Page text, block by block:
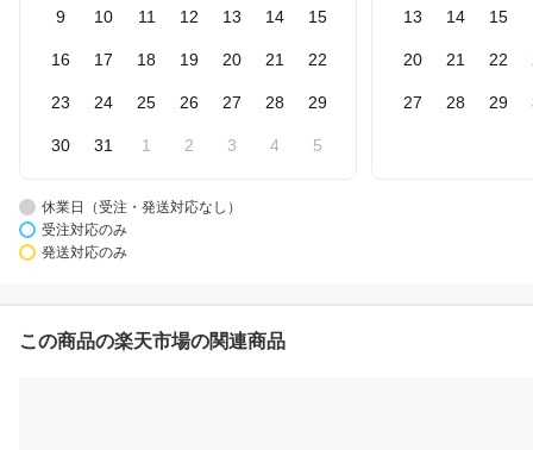
9 10 11 12 13 14 15
16 17 18 19 20 21 22
23 24 25 26 27 28 29
30 31 1 2 3 4 5
13 14 15
20 21 22
27 28 29
休業日（受注・発送対応なし）
受注対応のみ
発送対応のみ
この商品の楽天市場の関連商品